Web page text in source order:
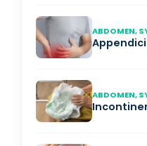
ABDOMEN,
ABDOMEN,